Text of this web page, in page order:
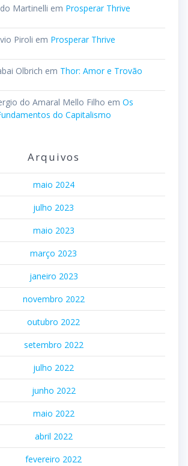
Martinelli em Prosperar Thrive
Piroli em Prosperar Thrive
Olbrich em Thor: Amor e Trovão
do Amaral Mello Filho em Os
do Capitalismo
Arquivos
maio 2024
julho 2023
maio 2023
março 2023
janeiro 2023
novembro 2022
outubro 2022
setembro 2022
julho 2022
junho 2022
maio 2022
abril 2022
fevereiro 2022